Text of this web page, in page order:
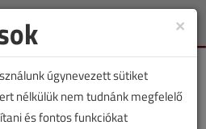
Toggle
×
úgynevezett sütiket
nélkülük nem tudnánk megfelelő
és fontos funkciókat